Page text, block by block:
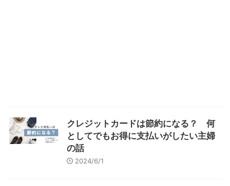
クレジットカードは節約になる？ 何
としてでもお得に支払いがしたい主婦
の話
2024/6/1